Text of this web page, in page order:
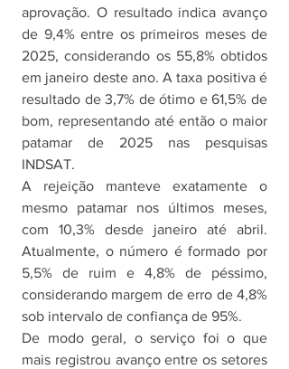
aprovação. O resultado indica avanço
de 9,4% entre os primeiros meses de
2025, considerando os 55,8% obtidos
em janeiro deste ano. A taxa positiva é
resultado de 3,7% de ótimo e 61,5% de
bom, representando até então o maior
patamar de 2025 nas pesquisas
INDSAT.
A rejeição manteve exatamente o
mesmo patamar nos últimos meses,
com 10,3% desde janeiro até abril.
Atualmente, o número é formado por
5,5% de ruim e 4,8% de péssimo,
considerando margem de erro de 4,8%
sob intervalo de confiança de 95%.
De modo geral, o serviço foi o que
mais registrou avanço entre os setores